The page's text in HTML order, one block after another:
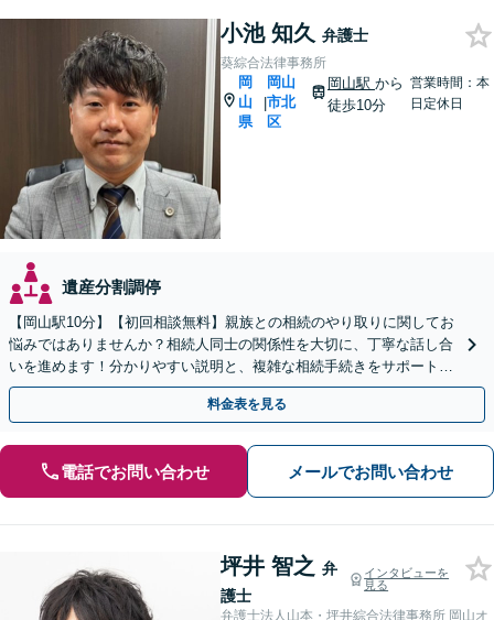
小池 知久 弁護士
葵綜合法律事務所
岡
山
県
|
岡山
市北
区
岡山駅 から
徒歩10分
営業時間：本
日定休日
遺産分割調停
【岡山駅10分】【初回相談無料】親族との相続のやり取りに関してお
悩みではありませんか？相続人同士の関係性を大切に、丁寧な話し合
いを進めます！分かりやすい説明と、複雑な相続手続きをサポートい
たします。まずはご相談ください。【夜間・休日相談可】
料金表を見る
電話でお問い合わせ メールでお問い合わせ
坪井 智之 弁
護士
インタビューを
見る
弁護士法人山本・坪井綜合法律事務所 岡山オ